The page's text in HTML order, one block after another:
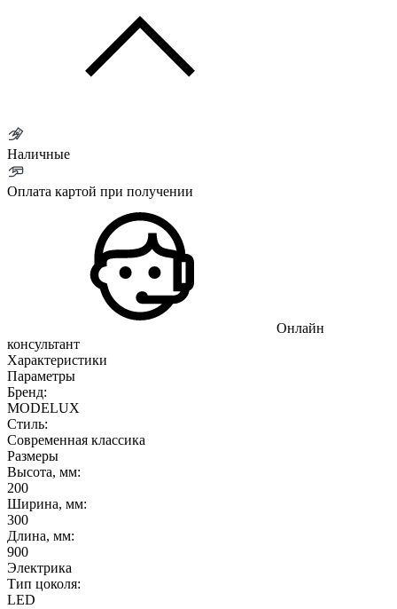
Наличные
Оплата картой при получении
Онлайн
консультант
Характеристики
Параметры
Бренд:
MODELUX
Стиль:
Современная классика
Размеры
Высота, мм:
200
Ширина, мм:
300
Длина, мм:
900
Электрика
Тип цоколя:
LED